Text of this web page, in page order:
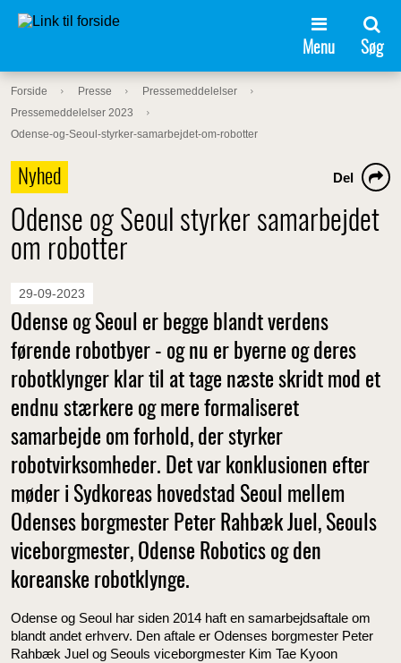
Menu Søg
Forside Presse
Pressemeddelelser
Pressemeddelelser 2023
Odense-og-Seoul-styrker-samarbejdet-om-robotter
Nyhed
Odense og Seoul styrker samarbejdet
om robotter
Del
29-09-2023
Odense og Seoul er begge blandt verdens
førende robotbyer - og nu er byerne og deres
robotklynger klar til at tage næste skridt mod et
endnu stærkere og mere formaliseret
samarbejde om forhold, der styrker
robotvirksomheder. Det var konklusionen efter
møder i Sydkoreas hovedstad Seoul mellem
Odenses borgmester Peter Rahbæk Juel, Seouls
viceborgmester, Odense Robotics og den
koreanske robotklynge.
Odense og Seoul har siden 2014 haft en samarbejdsaftale om
blandt andet erhverv. Den aftale er Odenses borgmester Peter
Rahbæk Juel og Seouls viceborgmester Kim Tae Kyoon